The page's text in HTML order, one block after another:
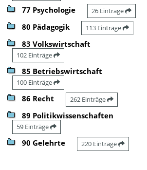
77 Psychologie 26 Einträge
80 Pädagogik 113 Einträge
83 Volkswirtschaft
102 Einträge
85 Betriebswirtschaft
100 Einträge
86 Recht 262 Einträge
89 Politikwissenschaften
59 Einträge
90 Gelehrte 220 Einträge